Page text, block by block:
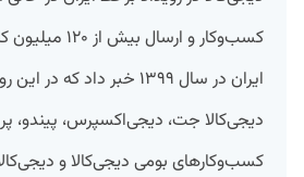
کسب‌وکار و ارسال
ایران در سال ۱۳۹۹ خبر داد
دیجی‌کالا جت، دیجی‌اکسپرس، پیندو،
کسب‌وکارهای بومی دیجی‌کالا و